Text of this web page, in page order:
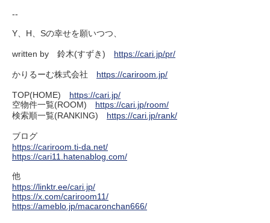
--
Y、H、Sの幸せを願いつつ、
written by 鈴木(すずき) https://cari.jp/pr/
かりるーむ株式会社 https://cariroom.jp/
TOP(HOME) https://cari.jp/
空物件一覧(ROOM) https://cari.jp/room/
検索順一覧(RANKING) https://cari.jp/rank/
ブログ
https://cariroom.ti-da.net/
https://cari11.hatenablog.com/
他
https://linktr.ee/cari.jp/
https://x.com/cariroom11/
https://ameblo.jp/macaronchan666/